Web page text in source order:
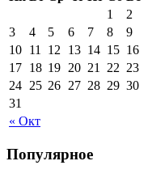
« Окт
1
2
3
4 5 6 7 8
9
10 11 12 13 14 15 16
17 18 19 20 21 22 23
24 25 26 27 28 29 30
31
Популярное